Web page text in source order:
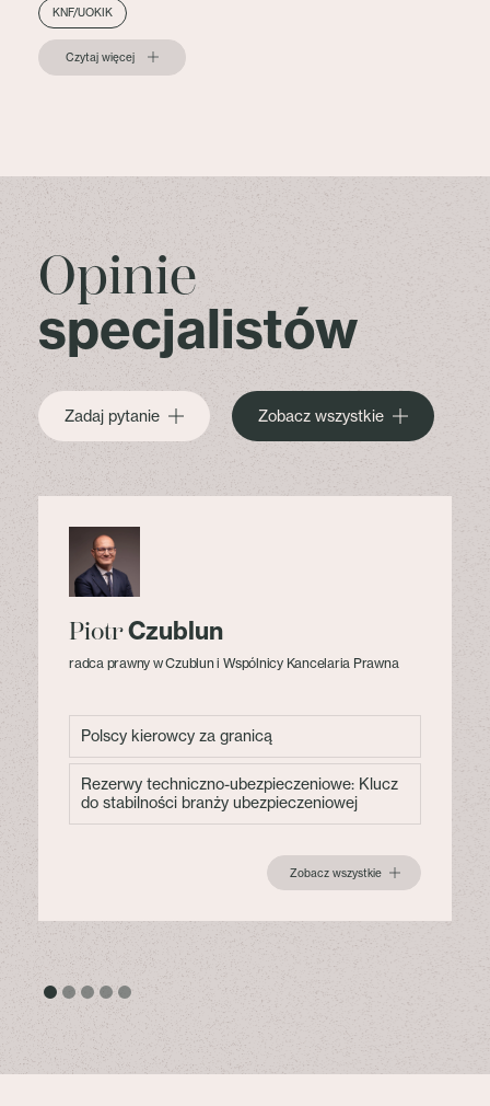
KNF/UOKIK
Czytaj więcej
Opinie
specjalistów
Zadaj pytanie Zobacz wszystkie
PiotrCzublun
radca prawny w Czublun i Wspólnicy Kancelaria Prawna
Polscy kierowcy za granicą
Rezerwy techniczno-ubezpieczeniowe: Klucz
do stabilności branży ubezpieczeniowej
Zobacz wszystkie